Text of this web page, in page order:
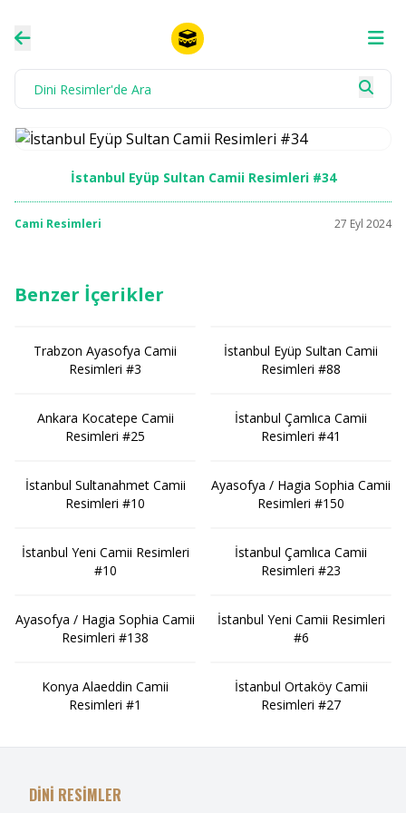
İstanbul Eyüp Sultan Camii Resimleri #34
Cami Resimleri 27 Eyl 2024
Benzer İçerikler
Trabzon Ayasofya Camii
Resimleri #3
Ankara Kocatepe Camii
Resimleri #25
İstanbul Sultanahmet Camii
Resimleri #10
İstanbul Yeni Camii Resimleri
#10
Ayasofya / Hagia Sophia Camii
Resimleri #138
Konya Alaeddin Camii
Resimleri #1
İstanbul Eyüp Sultan Camii
Resimleri #88
İstanbul Çamlıca Camii
Resimleri #41
Ayasofya / Hagia Sophia Camii
Resimleri #150
İstanbul Çamlıca Camii
Resimleri #23
İstanbul Yeni Camii Resimleri
#6
İstanbul Ortaköy Camii
Resimleri #27
DİNİ RESİMLER